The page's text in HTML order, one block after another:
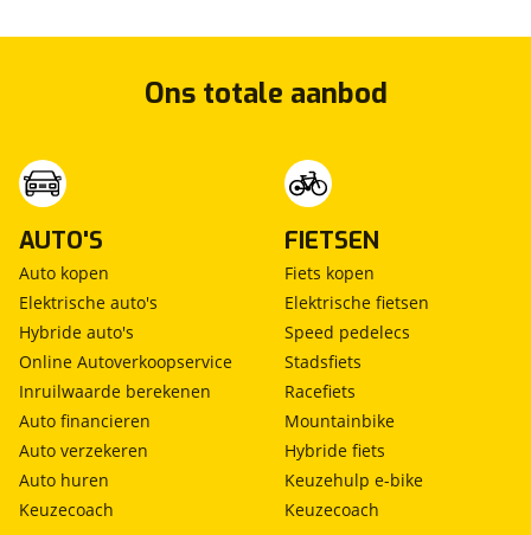
Ons totale aanbod
AUTO'S
Auto kopen
Elektrische auto's
Hybride auto's
Online Autoverkoopservice
Inruilwaarde berekenen
Auto financieren
Auto verzekeren
Auto huren
Keuzecoach
FIETSEN
Fiets kopen
Elektrische fietsen
Speed pedelecs
Stadsfiets
Racefiets
Mountainbike
Hybride fiets
Keuzehulp e-bike
Keuzecoach